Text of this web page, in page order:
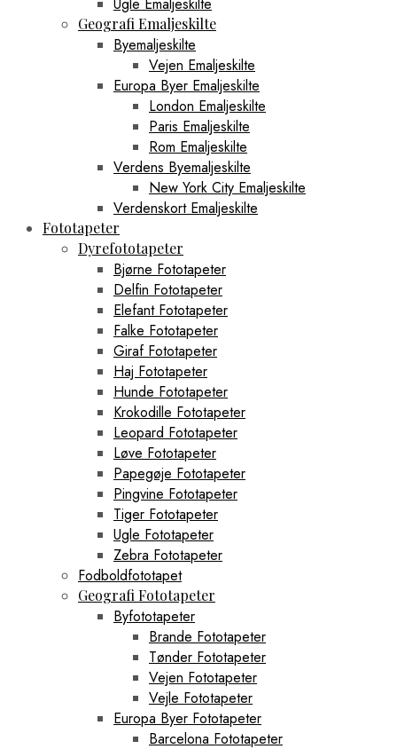
Geografi Emaljeskilte
Byemaljeskilte
Vejen Emaljeskilte
Europa Byer Emaljeskilte
London Emaljeskilte
Paris Emaljeskilte
Rom Emaljeskilte
Verdens Byemaljeskilte
New York City Emaljeskilte
Verdenskort Emaljeskilte
Fototapeter
Dyrefototapeter
Bjørne Fototapeter
Delfin Fototapeter
Elefant Fototapeter
Falke Fototapeter
Giraf Fototapeter
Haj Fototapeter
Hunde Fototapeter
Krokodille Fototapeter
Leopard Fototapeter
Løve Fototapeter
Papegøje Fototapeter
Pingvine Fototapeter
Tiger Fototapeter
Ugle Fototapeter
Zebra Fototapeter
Fodboldfototapet
Geografi Fototapeter
Byfototapeter
Brande Fototapeter
Tønder Fototapeter
Vejen Fototapeter
Vejle Fototapeter
Europa Byer Fototapeter
Barcelona Fototapeter